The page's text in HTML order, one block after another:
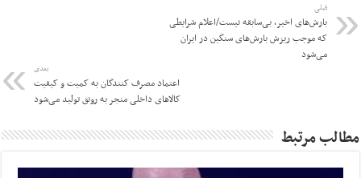
قبلی
بارش‌های اخیر، بی‌سابقه نیست/اعلام شرایطی
که موجب ریزش بارش‌های سنگین در ایران
می‌شود
بعدی
اعتماد مصرف کنندگان به کمیت و کیفیت
کالاهای داخلی منجر به رونق تولید می‌شود
مطالب مرتبط